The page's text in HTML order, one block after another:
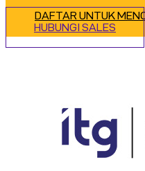
DAFTAR UNTUK
HUBUNGI SALES